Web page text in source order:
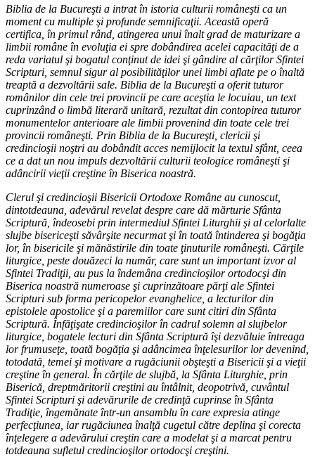
Biblia de la Bucureşti a intrat în istoria culturii româneşti ca un
moment cu multiple şi profunde semnificaţii. Această operă
certifica, în primul rând, atingerea unui înalt grad de maturizare a
limbii române în evoluţia ei spre dobândirea acelei capacităţi de a
reda variatul şi bogatul conţinut de idei şi gândire al cărţilor Sfintei
Scripturi, semnul sigur al posibilităţilor unei limbi aflate pe o înaltă
treaptă a dezvoltării sale. Biblia de la Bucureşti a oferit tuturor
românilor din cele trei provincii pe care aceştia le locuiau, un text
cuprinzând o limbă literară unitară, rezultat din contopirea tuturor
monumentelor anterioare ale limbii provenind din toate cele trei
provincii româneşti. Prin Biblia de la Bucureşti, clericii şi
credincioşii noştri au dobândit acces nemijlocit la textul sfânt, ceea
ce a dat un nou impuls dezvoltării culturii teologice româneşti şi
adâncirii vieţii creştine în Biserica noastră.
Clerul şi credincioşii Bisericii Ortodoxe Române au cunoscut,
dintotdeauna, adevărul revelat despre care dă mărturie Sfânta
Scriptură, îndeosebi prin intermediul Sfintei Liturghii şi al celorlalte
slujbe bisericeşti săvârşite necurmat şi în toată întinderea şi bogăţia
lor, în bisericile şi mănăstirile din toate ţinuturile româneşti. Cărţile
liturgice, peste douăzeci la număr, care sunt un important izvor al
Sfintei Tradiţii, au pus la îndemâna credincioşilor ortodocşi din
Biserica noastră numeroase şi cuprinzătoare părţi ale Sfintei
Scripturi sub forma pericopelor evanghelice, a lecturilor din
epistolele apostolice şi a paremiilor care sunt citiri din Sfânta
Scriptură. Înfăţişate credincioşilor în cadrul solemn al slujbelor
liturgice, bogatele lecturi din Sfânta Scriptură îşi dezvăluie întreaga
lor frumuseţe, toată bogăţia şi adâncimea înţelesurilor lor devenind,
totodată, temei şi motivare a rugăciunii obşteşti a Bisericii şi a vieţii
creştine în general. În cărţile de slujbă, la Sfânta Liturghie, prin
Biserică, dreptmăritorii creştini au întâlnit, deopotrivă, cuvântul
Sfintei Scripturi şi adevărurile de credinţă cuprinse în Sfânta
Tradiţie, îngemănate într-un ansamblu în care expresia atinge
perfecţiunea, iar rugăciunea înalţă cugetul către deplina şi corecta
înţelegere a adevărului creştin care a modelat şi a marcat pentru
totdeauna sufletul credincioşilor ortodocşi creştini.